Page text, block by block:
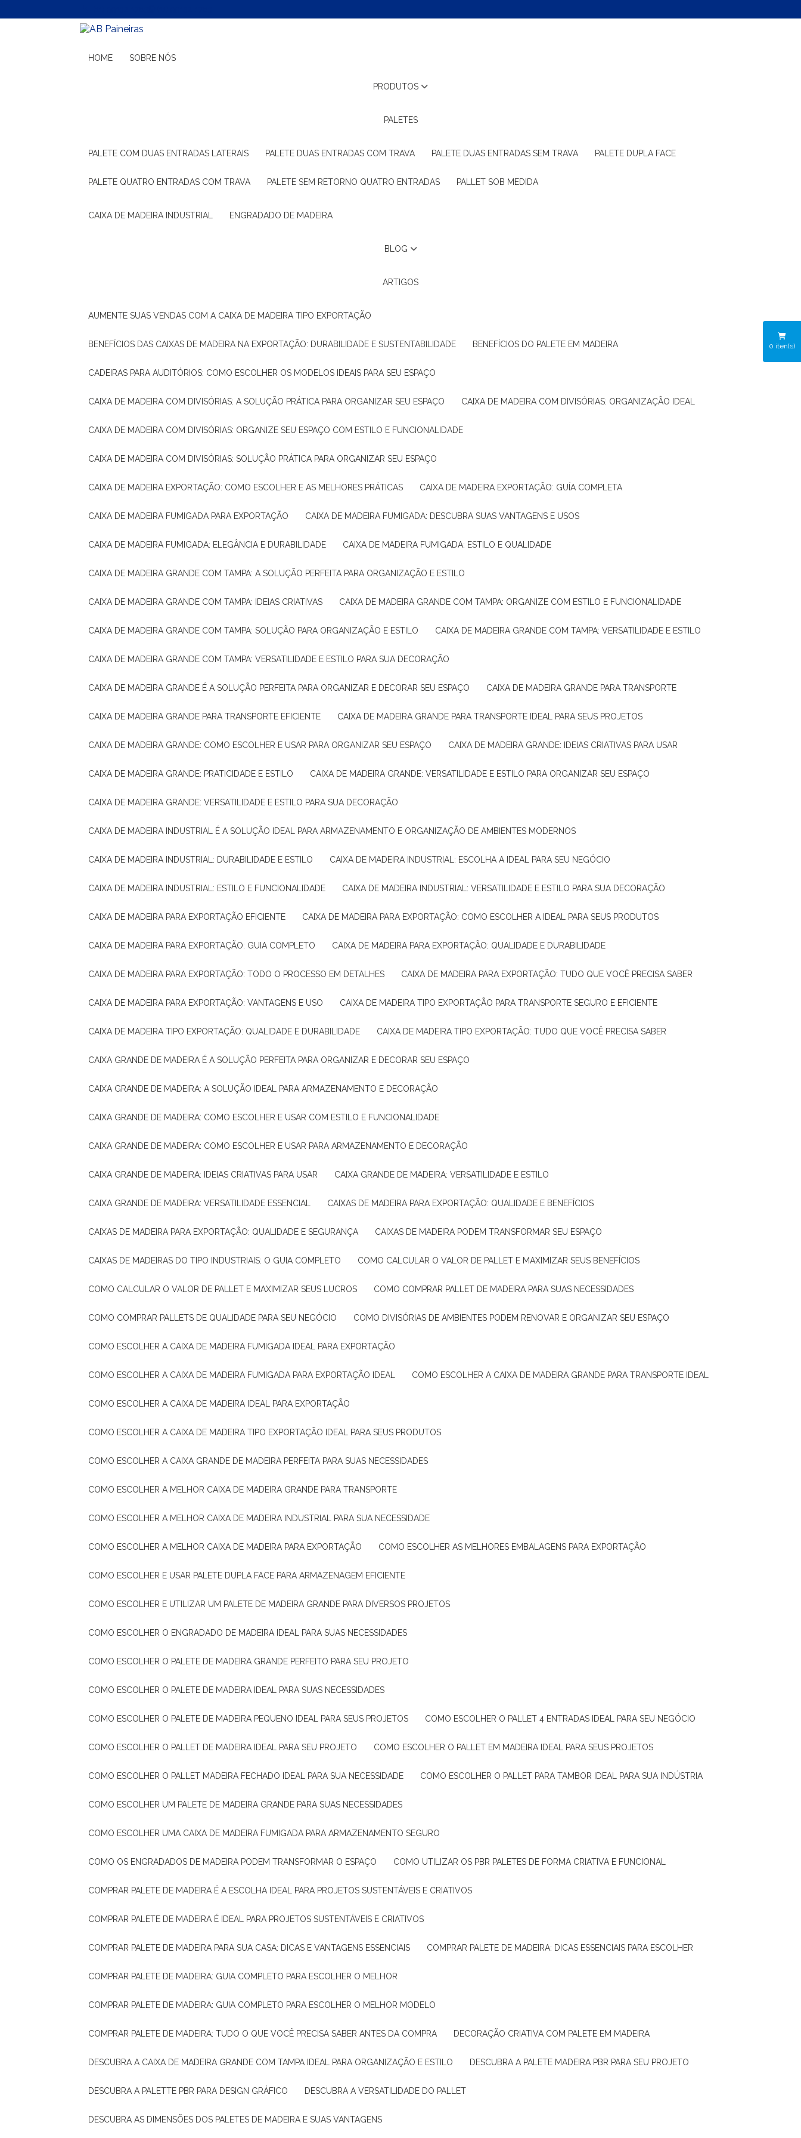
HOME SOBRE NÓS
PRODUTOS
PALETES
PALETE COM DUAS ENTRADAS LATERAIS PALETE DUAS ENTRADAS COM TRAVA PALETE DUAS ENTRADAS SEM TRAVA PALETE DUPLA FACE
PALETE QUATRO ENTRADAS COM TRAVA PALETE SEM RETORNO QUATRO ENTRADAS PALLET SOB MEDIDA
CAIXA DE MADEIRA INDUSTRIAL ENGRADADO DE MADEIRA
BLOG
ARTIGOS
AUMENTE SUAS VENDAS COM A CAIXA DE MADEIRA TIPO EXPORTAÇÃO
BENEFÍCIOS DAS CAIXAS DE MADEIRA NA EXPORTAÇÃO: DURABILIDADE E SUSTENTABILIDADE BENEFÍCIOS DO PALETE EM MADEIRA
CADEIRAS PARA AUDITÓRIOS: COMO ESCOLHER OS MODELOS IDEAIS PARA SEU ESPAÇO
CAIXA DE MADEIRA COM DIVISÓRIAS: A SOLUÇÃO PRÁTICA PARA ORGANIZAR SEU ESPAÇO CAIXA DE MADEIRA COM DIVISÓRIAS: ORGANIZAÇÃO IDEAL
CAIXA DE MADEIRA COM DIVISÓRIAS: ORGANIZE SEU ESPAÇO COM ESTILO E FUNCIONALIDADE
CAIXA DE MADEIRA COM DIVISÓRIAS: SOLUÇÃO PRÁTICA PARA ORGANIZAR SEU ESPAÇO
CAIXA DE MADEIRA EXPORTAÇÃO: COMO ESCOLHER E AS MELHORES PRÁTICAS CAIXA DE MADEIRA EXPORTAÇÃO: GUÍA COMPLETA
CAIXA DE MADEIRA FUMIGADA PARA EXPORTAÇÃO CAIXA DE MADEIRA FUMIGADA: DESCUBRA SUAS VANTAGENS E USOS
CAIXA DE MADEIRA FUMIGADA: ELEGÂNCIA E DURABILIDADE CAIXA DE MADEIRA FUMIGADA: ESTILO E QUALIDADE
CAIXA DE MADEIRA GRANDE COM TAMPA: A SOLUÇÃO PERFEITA PARA ORGANIZAÇÃO E ESTILO
CAIXA DE MADEIRA GRANDE COM TAMPA: IDEIAS CRIATIVAS CAIXA DE MADEIRA GRANDE COM TAMPA: ORGANIZE COM ESTILO E FUNCIONALIDADE
CAIXA DE MADEIRA GRANDE COM TAMPA: SOLUÇÃO PARA ORGANIZAÇÃO E ESTILO CAIXA DE MADEIRA GRANDE COM TAMPA: VERSATILIDADE E ESTILO
CAIXA DE MADEIRA GRANDE COM TAMPA: VERSATILIDADE E ESTILO PARA SUA DECORAÇÃO
CAIXA DE MADEIRA GRANDE É A SOLUÇÃO PERFEITA PARA ORGANIZAR E DECORAR SEU ESPAÇO CAIXA DE MADEIRA GRANDE PARA TRANSPORTE
CAIXA DE MADEIRA GRANDE PARA TRANSPORTE EFICIENTE CAIXA DE MADEIRA GRANDE PARA TRANSPORTE IDEAL PARA SEUS PROJETOS
CAIXA DE MADEIRA GRANDE: COMO ESCOLHER E USAR PARA ORGANIZAR SEU ESPAÇO CAIXA DE MADEIRA GRANDE: IDEIAS CRIATIVAS PARA USAR
CAIXA DE MADEIRA GRANDE: PRATICIDADE E ESTILO CAIXA DE MADEIRA GRANDE: VERSATILIDADE E ESTILO PARA ORGANIZAR SEU ESPAÇO
CAIXA DE MADEIRA GRANDE: VERSATILIDADE E ESTILO PARA SUA DECORAÇÃO
CAIXA DE MADEIRA INDUSTRIAL É A SOLUÇÃO IDEAL PARA ARMAZENAMENTO E ORGANIZAÇÃO DE AMBIENTES MODERNOS
CAIXA DE MADEIRA INDUSTRIAL: DURABILIDADE E ESTILO CAIXA DE MADEIRA INDUSTRIAL: ESCOLHA A IDEAL PARA SEU NEGÓCIO
CAIXA DE MADEIRA INDUSTRIAL: ESTILO E FUNCIONALIDADE CAIXA DE MADEIRA INDUSTRIAL: VERSATILIDADE E ESTILO PARA SUA DECORAÇÃO
CAIXA DE MADEIRA PARA EXPORTAÇÃO EFICIENTE CAIXA DE MADEIRA PARA EXPORTAÇÃO: COMO ESCOLHER A IDEAL PARA SEUS PRODUTOS
CAIXA DE MADEIRA PARA EXPORTAÇÃO: GUIA COMPLETO CAIXA DE MADEIRA PARA EXPORTAÇÃO: QUALIDADE E DURABILIDADE
CAIXA DE MADEIRA PARA EXPORTAÇÃO: TODO O PROCESSO EM DETALHES CAIXA DE MADEIRA PARA EXPORTAÇÃO: TUDO QUE VOCÊ PRECISA SABER
CAIXA DE MADEIRA PARA EXPORTAÇÃO: VANTAGENS E USO CAIXA DE MADEIRA TIPO EXPORTAÇÃO PARA TRANSPORTE SEGURO E EFICIENTE
CAIXA DE MADEIRA TIPO EXPORTAÇÃO: QUALIDADE E DURABILIDADE CAIXA DE MADEIRA TIPO EXPORTAÇÃO: TUDO QUE VOCÊ PRECISA SABER
CAIXA GRANDE DE MADEIRA É A SOLUÇÃO PERFEITA PARA ORGANIZAR E DECORAR SEU ESPAÇO
CAIXA GRANDE DE MADEIRA: A SOLUÇÃO IDEAL PARA ARMAZENAMENTO E DECORAÇÃO
CAIXA GRANDE DE MADEIRA: COMO ESCOLHER E USAR COM ESTILO E FUNCIONALIDADE
CAIXA GRANDE DE MADEIRA: COMO ESCOLHER E USAR PARA ARMAZENAMENTO E DECORAÇÃO
CAIXA GRANDE DE MADEIRA: IDEIAS CRIATIVAS PARA USAR CAIXA GRANDE DE MADEIRA: VERSATILIDADE E ESTILO
CAIXA GRANDE DE MADEIRA: VERSATILIDADE ESSENCIAL CAIXAS DE MADEIRA PARA EXPORTAÇÃO: QUALIDADE E BENEFÍCIOS
CAIXAS DE MADEIRA PARA EXPORTAÇÃO: QUALIDADE E SEGURANÇA CAIXAS DE MADEIRA PODEM TRANSFORMAR SEU ESPAÇO
CAIXAS DE MADEIRAS DO TIPO INDUSTRIAIS: O GUIA COMPLETO COMO CALCULAR O VALOR DE PALLET E MAXIMIZAR SEUS BENEFÍCIOS
COMO CALCULAR O VALOR DE PALLET E MAXIMIZAR SEUS LUCROS COMO COMPRAR PALLET DE MADEIRA PARA SUAS NECESSIDADES
COMO COMPRAR PALLETS DE QUALIDADE PARA SEU NEGÓCIO COMO DIVISÓRIAS DE AMBIENTES PODEM RENOVAR E ORGANIZAR SEU ESPAÇO
COMO ESCOLHER A CAIXA DE MADEIRA FUMIGADA IDEAL PARA EXPORTAÇÃO
COMO ESCOLHER A CAIXA DE MADEIRA FUMIGADA PARA EXPORTAÇÃO IDEAL COMO ESCOLHER A CAIXA DE MADEIRA GRANDE PARA TRANSPORTE IDEAL
COMO ESCOLHER A CAIXA DE MADEIRA IDEAL PARA EXPORTAÇÃO
COMO ESCOLHER A CAIXA DE MADEIRA TIPO EXPORTAÇÃO IDEAL PARA SEUS PRODUTOS
COMO ESCOLHER A CAIXA GRANDE DE MADEIRA PERFEITA PARA SUAS NECESSIDADES
COMO ESCOLHER A MELHOR CAIXA DE MADEIRA GRANDE PARA TRANSPORTE
COMO ESCOLHER A MELHOR CAIXA DE MADEIRA INDUSTRIAL PARA SUA NECESSIDADE
COMO ESCOLHER A MELHOR CAIXA DE MADEIRA PARA EXPORTAÇÃO COMO ESCOLHER AS MELHORES EMBALAGENS PARA EXPORTAÇÃO
COMO ESCOLHER E USAR PALETE DUPLA FACE PARA ARMAZENAGEM EFICIENTE
COMO ESCOLHER E UTILIZAR UM PALETE DE MADEIRA GRANDE PARA DIVERSOS PROJETOS
COMO ESCOLHER O ENGRADADO DE MADEIRA IDEAL PARA SUAS NECESSIDADES
COMO ESCOLHER O PALETE DE MADEIRA GRANDE PERFEITO PARA SEU PROJETO
COMO ESCOLHER O PALETE DE MADEIRA IDEAL PARA SUAS NECESSIDADES
COMO ESCOLHER O PALETE DE MADEIRA PEQUENO IDEAL PARA SEUS PROJETOS COMO ESCOLHER O PALLET 4 ENTRADAS IDEAL PARA SEU NEGÓCIO
COMO ESCOLHER O PALLET DE MADEIRA IDEAL PARA SEU PROJETO COMO ESCOLHER O PALLET EM MADEIRA IDEAL PARA SEUS PROJETOS
COMO ESCOLHER O PALLET MADEIRA FECHADO IDEAL PARA SUA NECESSIDADE COMO ESCOLHER O PALLET PARA TAMBOR IDEAL PARA SUA INDÚSTRIA
COMO ESCOLHER UM PALETE DE MADEIRA GRANDE PARA SUAS NECESSIDADES
COMO ESCOLHER UMA CAIXA DE MADEIRA FUMIGADA PARA ARMAZENAMENTO SEGURO
COMO OS ENGRADADOS DE MADEIRA PODEM TRANSFORMAR O ESPAÇO COMO UTILIZAR OS PBR PALETES DE FORMA CRIATIVA E FUNCIONAL
COMPRAR PALETE DE MADEIRA É A ESCOLHA IDEAL PARA PROJETOS SUSTENTÁVEIS E CRIATIVOS
COMPRAR PALETE DE MADEIRA É IDEAL PARA PROJETOS SUSTENTÁVEIS E CRIATIVOS
COMPRAR PALETE DE MADEIRA PARA SUA CASA: DICAS E VANTAGENS ESSENCIAIS COMPRAR PALETE DE MADEIRA: DICAS ESSENCIAIS PARA ESCOLHER
COMPRAR PALETE DE MADEIRA: GUIA COMPLETO PARA ESCOLHER O MELHOR
COMPRAR PALETE DE MADEIRA: GUIA COMPLETO PARA ESCOLHER O MELHOR MODELO
COMPRAR PALETE DE MADEIRA: TUDO O QUE VOCÊ PRECISA SABER ANTES DA COMPRA DECORAÇÃO CRIATIVA COM PALETE EM MADEIRA
DESCUBRA A CAIXA DE MADEIRA GRANDE COM TAMPA IDEAL PARA ORGANIZAÇÃO E ESTILO DESCUBRA A PALETE MADEIRA PBR PARA SEU PROJETO
DESCUBRA A PALETTE PBR PARA DESIGN GRÁFICO DESCUBRA A VERSATILIDADE DO PALLET
DESCUBRA AS DIMENSÕES DOS PALETES DE MADEIRA E SUAS VANTAGENS
0 iten(s)